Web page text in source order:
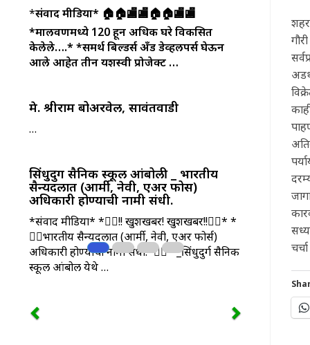
*संवाद मीडिया* 🏠🏠🏬🏬🏠🏠🏬🏬
*मालवणमध्ये 120 हून अधिक घरे विकसित
केलेले….**समर्थ बिल्डर्स अँड डेव्हलपर्स घेऊन
आले आहेत तीन यशस्वी प्रोजेक्ट …
मे. श्रीराम बोअरवेल, सावंतवाडी
…
सिंधुदुर्ग सैनिक स्कूल आंबोली _ भारतीय
सैन्यदलात (आर्मी, नेवी, एअर फोर्स)
अधिकारी होण्याची नामी संधी.
*संवाद मीडिया* *👮‍♂️!! खुशखबर! खुशखबर!!👮‍♂️* *
👮‍♂️भारतीय सैन्यदलात (आर्मी, नेवी, एअर फोर्स)
अधिकारी होण्याची नामी संधी.*👮‍♀️ *_सिंधुदुर्ग सैनिक
स्कूल आंबोली येथे …